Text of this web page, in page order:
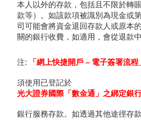
「期貨寶」免費試用
「期貨寶」
「港股易」(簡體版)
美股易II
MT4
本人以外的存款，包括且不限於轉
款等）。如該款項被識別為現金或
司可能會將資金退回存款人或原本
關的銀行收費，如適用，會從退款中
注: 「網上快捷開戶 – 電子簽署流程
須使用已登記於
光大證券國際「數金通」之綁定銀
銀行服務存款。如透過其他途徑存